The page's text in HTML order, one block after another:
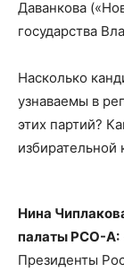
Даванкова
государства
Насколько
узнаваемы в
этих партий?
Нина
палаты РСО-А:
Президенты